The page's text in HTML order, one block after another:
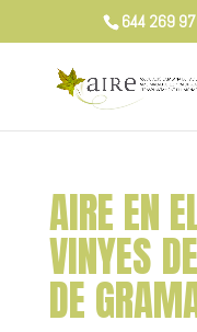
644 269
AIRE EN
VINYES
DE